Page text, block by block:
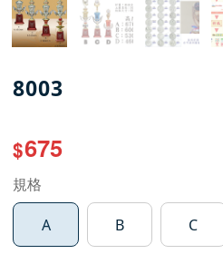
8003
$675
規格
A B C